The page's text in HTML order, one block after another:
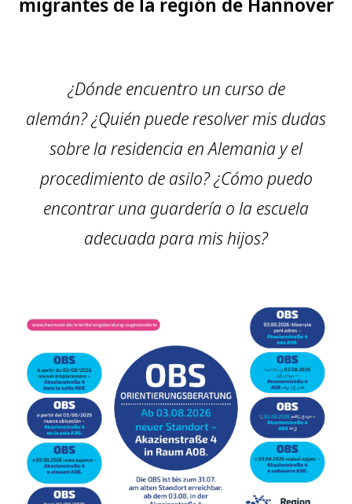
¿Dónde encuentro un curso de
alemán? ¿Quién puede resolver mis dudas
sobre la residencia en Alemania y el
procedimiento de asilo? ¿Cómo puedo
encontrar una guardería o la escuela
adecuada para mis hijos?